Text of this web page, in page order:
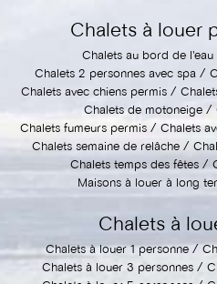
Chalets à louer
Chalets au bord de l'eau
Chalets 2 personnes avec spa
Chalets avec chiens permis
Chalets de motoneige
Chalets fumeurs permis
Chalets
Chalets semaine de relâche
Chalets temps des fêtes
Maisons à louer à long
Chalets à
Chalets à louer 1 personne
Chalets à louer 3 personnes